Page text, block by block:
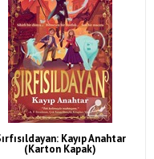
Kayıp Anahtar
(Karton Kapak)